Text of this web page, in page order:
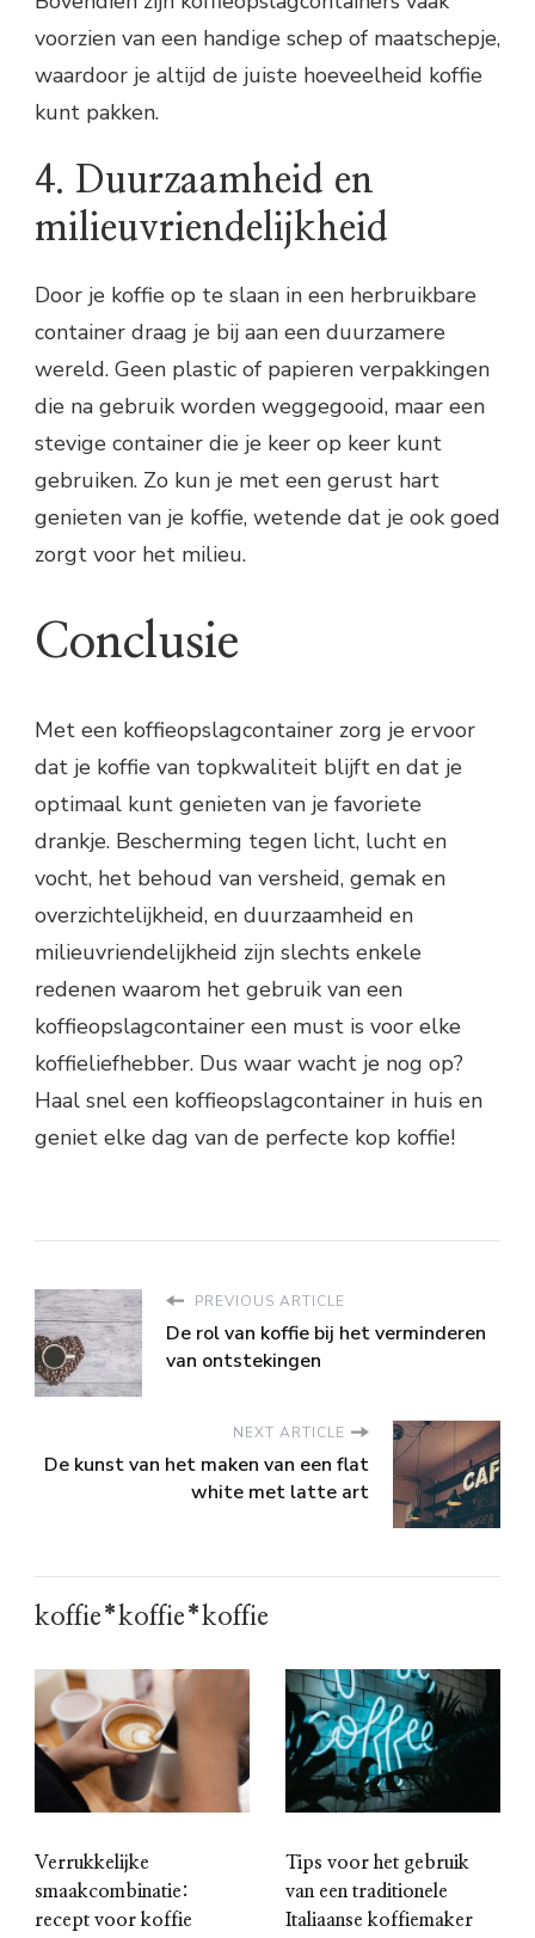
voorzien van een handige schep of maatschepje,
waardoor je altijd de juiste hoeveelheid koffie
kunt pakken.
4. Duurzaamheid en
milieuvriendelijkheid
Door je koffie op te slaan in een herbruikbare
container draag je bij aan een duurzamere
wereld. Geen plastic of papieren verpakkingen
die na gebruik worden weggegooid, maar een
stevige container die je keer op keer kunt
gebruiken. Zo kun je met een gerust hart
genieten van je koffie, wetende dat je ook goed
zorgt voor het milieu.
Conclusie
Met een koffieopslagcontainer zorg je ervoor
dat je koffie van topkwaliteit blijft en dat je
optimaal kunt genieten van je favoriete
drankje. Bescherming tegen licht, lucht en
vocht, het behoud van versheid, gemak en
overzichtelijkheid, en duurzaamheid en
milieuvriendelijkheid zijn slechts enkele
redenen waarom het gebruik van een
koffieopslagcontainer een must is voor elke
koffieliefhebber. Dus waar wacht je nog op?
Haal snel een koffieopslagcontainer in huis en
geniet elke dag van de perfecte kop koffie!
PREVIOUS ARTICLE
De rol van koffie bij het verminderen
van ontstekingen
NEXT ARTICLE
De kunst van het maken van een flat
white met latte art
koffie*koffie*koffie
Verrukkelijke
smaakcombinatie:
recept voor koffie
Tips voor het gebruik
van een traditionele
Italiaanse koffiemaker